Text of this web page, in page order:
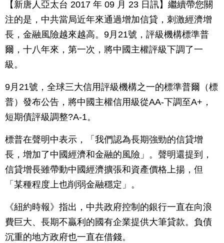
【新唐人亞太台 2017 年 09 月 23 日訊】繼續帶您關
注的是，中共當局近年來通過增加信貸，刺激經濟增
長，金融風險越來越高。9月21號，評級機構標準普
爾，十八年來，第一次，將中國主權評級下調了一
級。
9月21號，全球三大信用評級機構之一的標準普爾（標
普）發布公告，將中國主權信用級從AA-下調至A+，
短期債評級調整?A-1。
標普在聲明中表示，「我們認為長期強勁的信貸增
長，增加了中國經濟和金融的風險」。聲明還提到，
信貸增長雖帶動中國經濟擴張和資產價格上揚，但
「某種程度上也削弱金融穩定」。
《紐約時報》指出，中共政府控制的銀行一直在向浪
費巨大、長期不贏利的國有企業提供大筆貸款。負債
沉重的地方政府也一直在借錢。